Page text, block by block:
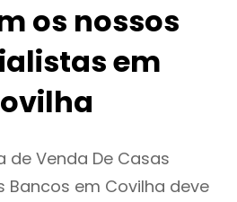
os nossos
em
de Venda De Casas
Bancos em Covilha deve